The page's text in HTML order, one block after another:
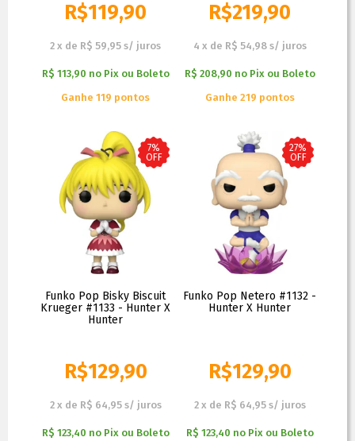
R$119,90
2 x de R$ 59,95 s/ juros
R$ 113,90 no Pix ou Boleto
Ganhe 119 pontos
R$219,90
4 x de R$ 54,98 s/ juros
R$ 208,90 no Pix ou Boleto
Ganhe 219 pontos
7%
OFF
Funko Pop Bisky Biscuit
Krueger #1133 - Hunter X
Hunter
R$129,90
2 x de R$ 64,95 s/ juros
R$ 123,40 no Pix ou Boleto
27%
OFF
Funko Pop Netero #1132 -
Hunter X Hunter
R$129,90
2 x de R$ 64,95 s/ juros
R$ 123,40 no Pix ou Boleto